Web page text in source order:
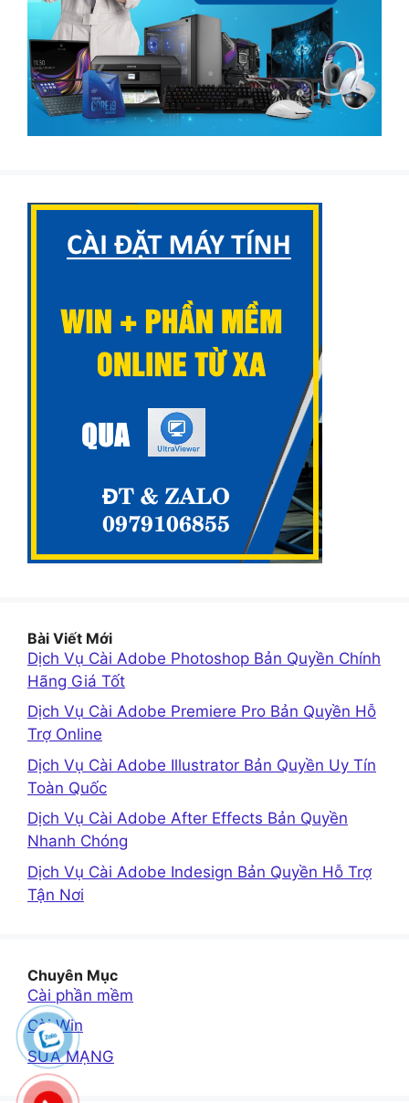
Bài Viết Mới
Dịch Vụ Cài Adobe Photoshop Bản Quyền Chính
Hãng Giá Tốt
Dịch Vụ Cài Adobe Premiere Pro Bản Quyền Hỗ
Trợ Online
Dịch Vụ Cài Adobe Illustrator Bản Quyền Uy Tín
Toàn Quốc
Dịch Vụ Cài Adobe After Effects Bản Quyền
Nhanh Chóng
Dịch Vụ Cài Adobe Indesign Bản Quyền Hỗ Trợ
Tận Nơi
Chuyên Mục
Cài phần mềm
Cài Win
SỬA MẠNG